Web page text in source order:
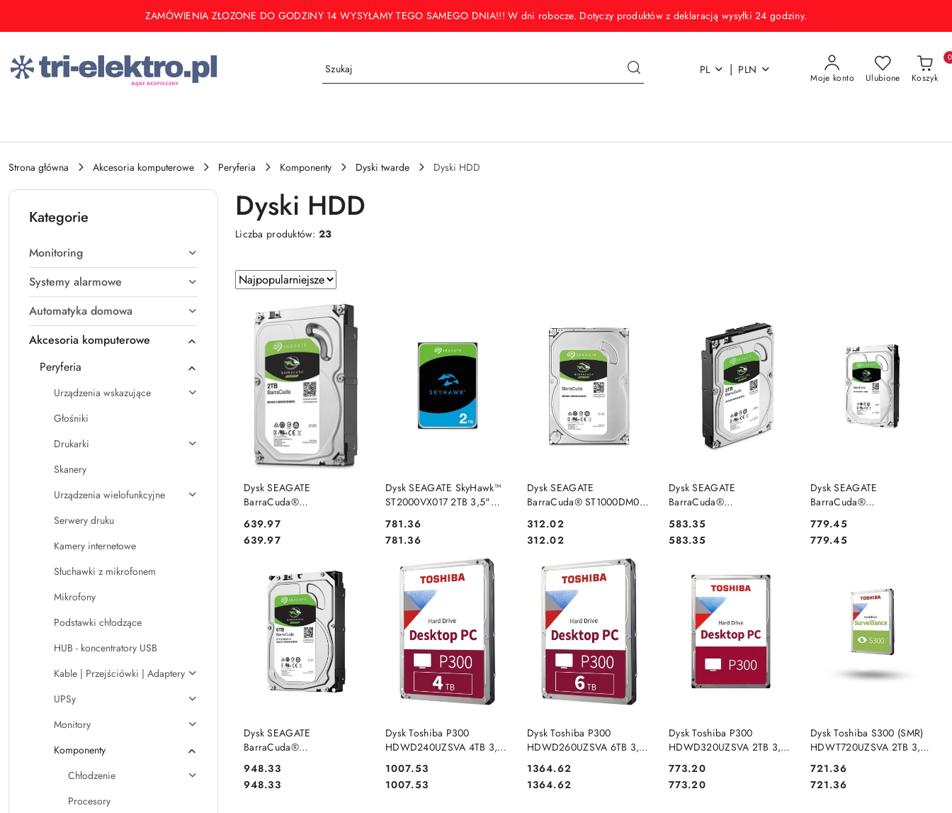
Przejdź do treści głównej
Przejdź do wyszukiwarki
Przejdź do moje konto
Przejdź do menu głównegoZAMÓWIENIA ZŁOZONE DO GODZINY 14 WYSYŁAMY TEGO SAMEGO DNIA!!! W dni robocze. Dotyczy produktów z deklaracją wysyłki 24 godziny.
PL | PLN
Moje konto Ulubione Koszyk
0
Strona główna Akcesoria komputerowe Peryferia Komponenty Dyski twarde Dyski HDD
Kategorie
Monitoring
Systemy alarmowe
Automatyka domowa
Akcesoria komputerowe
Peryferia
Urządzenia wskazujące
Głośniki
Drukarki
Skanery
Urządzenia wielofunkcyjne
Serwery druku
Kamery internetowe
Słuchawki z mikrofonem
Mikrofony
Podstawki chłodzące
HUB - koncentratory USB
Kable | Przejściówki | Adaptery
UPSy
Monitory
Komponenty
Chłodzenie
Procesory
Dyski HDD
Liczba produktów:23
Zastosowano
sortowanie:
Najpopularniejsze.
Sortuj
według
Dysk SEAGATE
BarraCuda®
256MB SATA III NCQ
Cena:
639.97
Cena:
639.97
DO KOSZYKA
Dysk SEAGATE SkyHawk™
ST2000VX017 2TB 3,5"
Cena:
781.36
Cena:
781.36
DO KOSZYKA
Dysk SEAGATE
BarraCuda® ST1000DM010
NCQ
Cena:
312.02
Cena:
312.02
PRODUKT NIEDOSTĘPNY
Dysk SEAGATE
BarraCuda®
256MB SATA III NCQ
Cena:
583.35
Cena:
583.35
PRODUKT NIEDOSTĘPNY
Dysk SEAGATE
BarraCuda®
256MB SATA III
Cena:
779.45
Cena:
779.45
PRODUKT NIEDOSTĘPNY
Dysk SEAGATE
BarraCuda®
5400 256MB SATA III
Cena:
948.33
Cena:
948.33
PRODUKT NIEDOSTĘPNY
Dysk Toshiba P300
HDWD240UZSVA 4TB 3,5"
Cena:
1007.53
Cena:
1007.53
PRODUKT NIEDOSTĘPNY
Dysk Toshiba P300
HDWD260UZSVA 6TB 3,5"
Cena:
1364.62
Cena:
1364.62
PRODUKT NIEDOSTĘPNY
Dysk Toshiba P300
HDWD320UZSVA 2TB 3,5"
Cena:
773.20
Cena:
773.20
PRODUKT NIEDOSTĘPNY
Dysk Toshiba S300 (SMR)
HDWT720UZSVA 2TB 3,5"
Surveillance BULK
Cena:
721.36
Cena:
721.36
PRODUKT NIEDOSTĘPNY